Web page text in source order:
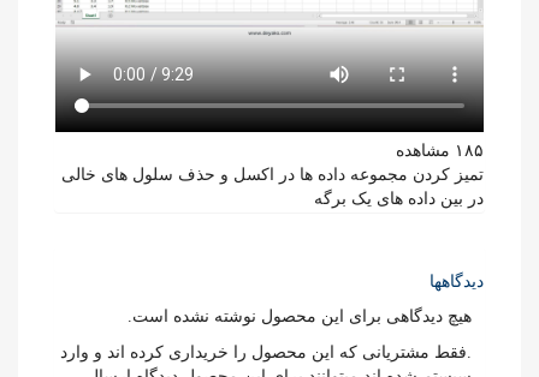
۱۸۵ مشاهده
تمیز کردن مجموعه داده ها در اکسل و حذف سلول های خالی
در بین داده های یک برگه
دیدگاهها
هیچ دیدگاهی برای این محصول نوشته نشده است.
.فقط مشتریانی که این محصول را خریداری کرده اند و وارد